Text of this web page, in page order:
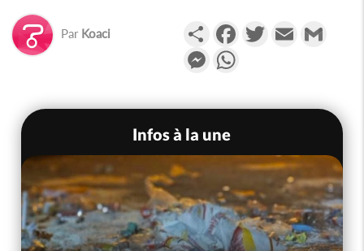
Par Koaci PartagerFacebookTwitterEmail
Messenger
Infos à la une